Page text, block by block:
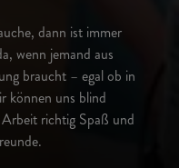
dann ist immer
wenn jemand aus
braucht – egal ob in
können uns blind
richtig Spaß und